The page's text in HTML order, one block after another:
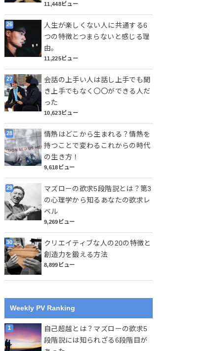
11,448ビュー
人生が楽しくない人に共通する6
つの特徴とつまらないと感じる理
由。
11,225ビュー
会話の上手い人は話し上手でも聞
き上手でもなく〇〇ができる人だ
った
10,623ビュー
情熱はどこから生まれる？情熱を
持つことで変わるこれからの時代
の生き方！
9,618ビュー
マズローの欲求5段階説とは？第3
の心理学から知るあなたの欲求レ
ベル
9,269ビュー
クリエイティブな人の20の特徴と
創造力を鍛える方法
8,899ビュー
Weekly PV Ranking
自己超越とは？マズローの欲求5
段階説には知られざる6段階目が